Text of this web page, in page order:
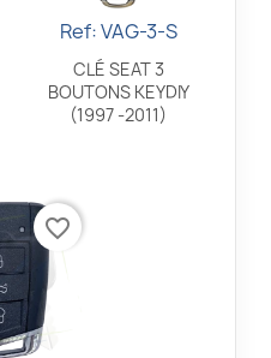
Aperçu rapide
Ref: VAG-3-S
CLÉ SEAT 3
BOUTONS KEYDIY
(1997 -2011)
favorite_border